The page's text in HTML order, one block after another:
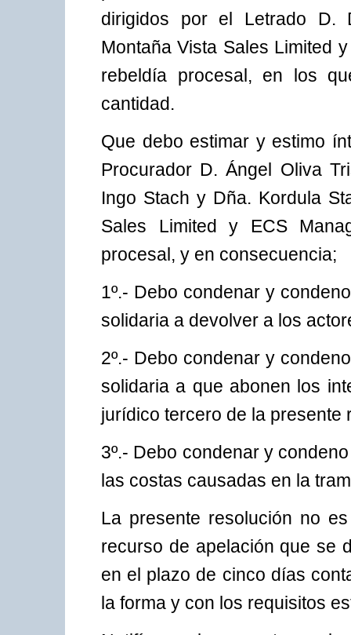
dirigidos por el Letrado D.
Montaña Vista Sales Limited
rebeldía procesal, en los
cantidad.
Que debo estimar y estimo
Procurador D. Ángel Oliva
Ingo Stach y Dña. Kordula
Sales Limited y ECS
procesal, y en consecuencia;
1º.- Debo condenar y
solidaria a devolver a los
2º.- Debo condenar y
solidaria a que abonen los
jurídico tercero de la presente
3º.- Debo condenar y
las costas causadas en la
La presente resolución no
recurso de apelación que se
en el plazo de cinco días
la forma y con los requisitos